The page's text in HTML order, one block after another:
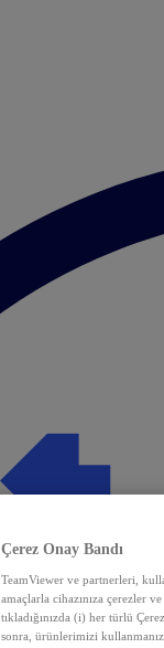
Çerez Onay Bandı
TeamViewer ve partnerleri,
amaçlarla cihazınıza çerezler
tıkladığınızda (i) her türlü
sonra, ürünlerimizi